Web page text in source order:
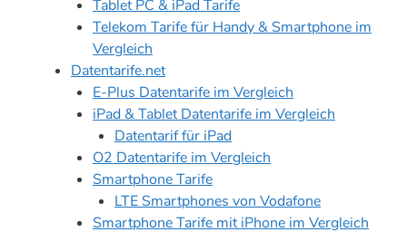
Tablet PC & iPad Tarife
Telekom Tarife für Handy & Smartphone im
Vergleich
Datentarife.net
E-Plus Datentarife im Vergleich
iPad & Tablet Datentarife im Vergleich
Datentarif für iPad
O2 Datentarife im Vergleich
Smartphone Tarife
LTE Smartphones von Vodafone
Smartphone Tarife mit iPhone im Vergleich